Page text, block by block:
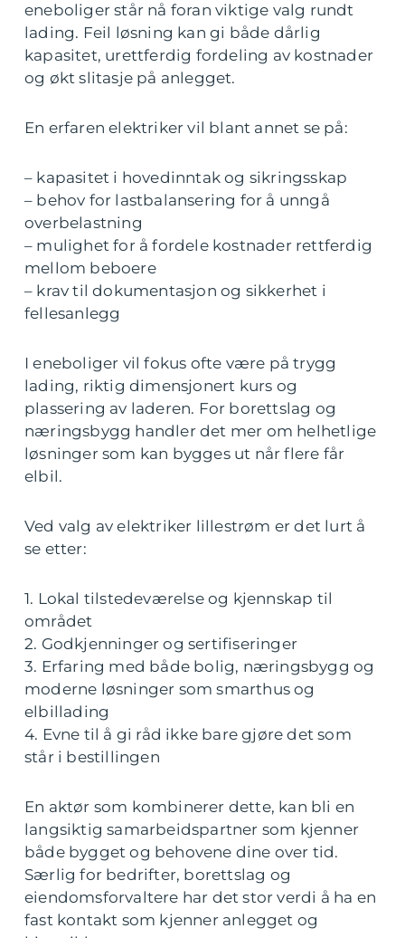
eneboliger står nå foran viktige valg rundt
lading. Feil løsning kan gi både dårlig
kapasitet, urettferdig fordeling av kostnader
og økt slitasje på anlegget.
En erfaren elektriker vil blant annet se på:
– kapasitet i hovedinntak og sikringsskap
– behov for lastbalansering for å unngå
overbelastning
– mulighet for å fordele kostnader rettferdig
mellom beboere
– krav til dokumentasjon og sikkerhet i
fellesanlegg
I eneboliger vil fokus ofte være på trygg
lading, riktig dimensjonert kurs og
plassering av laderen. For borettslag og
næringsbygg handler det mer om helhetlige
løsninger som kan bygges ut når flere får
elbil.
Ved valg av elektriker lillestrøm er det lurt å
se etter:
1. Lokal tilstedeværelse og kjennskap til
området
2. Godkjenninger og sertifiseringer
3. Erfaring med både bolig, næringsbygg og
moderne løsninger som smarthus og
elbillading
4. Evne til å gi råd ikke bare gjøre det som
står i bestillingen
En aktør som kombinerer dette, kan bli en
langsiktig samarbeidspartner som kjenner
både bygget og behovene dine over tid.
Særlig for bedrifter, borettslag og
eiendomsforvaltere har det stor verdi å ha en
fast kontakt som kjenner anlegget og